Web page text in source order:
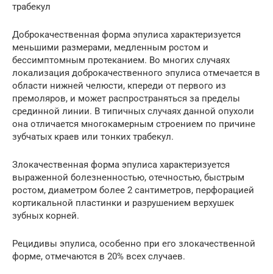
трабекул
Доброкачественная форма эпулиса характеризуется
меньшими размерами, медленным ростом и
бессимптомным протеканием. Во многих случаях
локализация доброкачественного эпулиса отмечается в
области нижней челюсти, кпереди от первого из
премоляров, и может распространяться за пределы
срединной линии. В типичных случаях данной опухоли
она отличается многокамерным строением по причине
зубчатых краев или тонких трабекул.
Злокачественная форма эпулиса характеризуется
выраженной болезненностью, отечностью, быстрым
ростом, диаметром более 2 сантиметров, перфорацией
кортикальной пластинки и разрушением верхушек
зубных корней.
Рецидивы эпулиса, особенно при его злокачественной
форме, отмечаются в 20% всех случаев.